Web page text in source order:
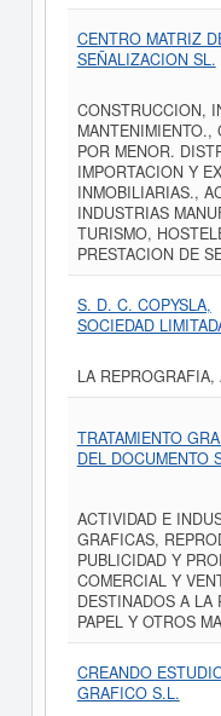
CENTRO MATRIZ
SEÑALIZACION SL.
CONSTRUCCION,
MANTENIMIENTO.,
POR MENOR.
IMPORTACION Y
INMOBILIARIAS.,
INDUSTRIAS
TURISMO,
PRESTACION DE
S. D. C. COPYSLA,
SOCIEDAD
LA
TRATAMIENTO
DEL DOCUMENTO
ACTIVIDAD E
GRAFICAS,
PUBLICIDAD Y
COMERCIAL Y
DESTINADOS A LA
PAPEL Y OTROS
CREANDO
GRAFICO S.L.